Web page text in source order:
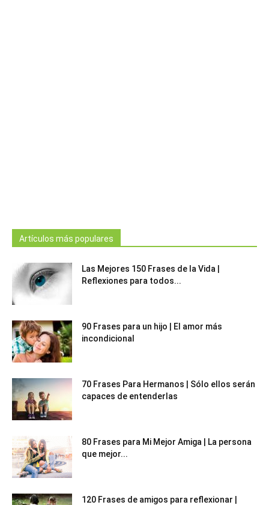
Artículos más populares
Las Mejores 150 Frases de la Vida |
Reflexiones para todos...
90 Frases para un hijo | El amor más
incondicional
70 Frases Para Hermanos | Sólo ellos serán
capaces de entenderlas
80 Frases para Mi Mejor Amiga | La persona
que mejor...
120 Frases de amigos para reflexionar |